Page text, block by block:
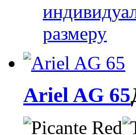
размеру
Ariel AG 65